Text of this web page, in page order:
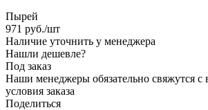
Пырей
971 руб./шт
Наличие уточнить у менеджера
Нашли дешевле?
Под заказ
Наши менеджеры обязательно свяжутся с
условия заказа
Поделиться